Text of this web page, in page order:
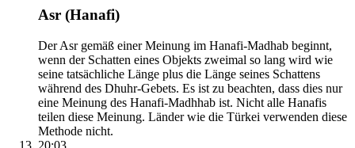
Asr (Hanafi)
Der Asr gemäß einer Meinung im Hanafi-Madhab beginnt,
wenn der Schatten eines Objekts zweimal so lang wird wie
seine tatsächliche Länge plus die Länge seines Schattens
während des Dhuhr-Gebets. Es ist zu beachten, dass dies nur
eine Meinung des Hanafi-Madhhab ist. Nicht alle Hanafis
teilen diese Meinung. Länder wie die Türkei verwenden diese
Methode nicht.